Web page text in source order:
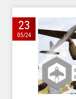
23
05/24